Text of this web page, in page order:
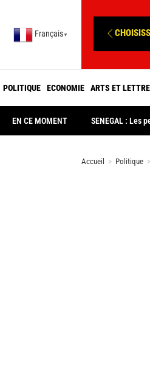
Français ▼
POLITIQUE ECONOMIE ARTS ET
EN CE MOMENT SENEGAL : Les
Accueil > Politique >